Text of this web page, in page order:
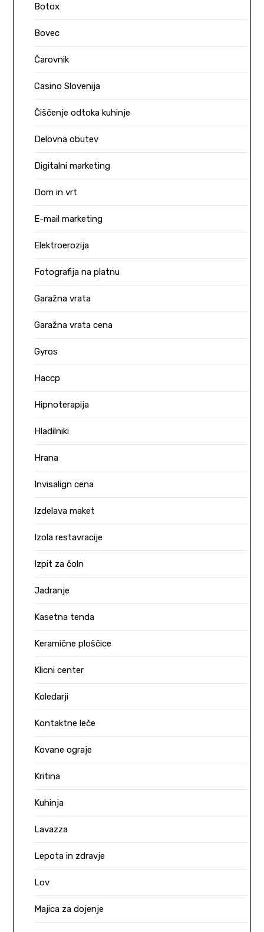
Botox
Bovec
Čarovnik
Casino Slovenija
Čiščenje odtoka kuhinje
Delovna obutev
Digitalni marketing
Dom in vrt
E-mail marketing
Elektroerozija
Fotografija na platnu
Garažna vrata
Garažna vrata cena
Gyros
Haccp
Hipnoterapija
Hladilniki
Hrana
Invisalign cena
Izdelava maket
Izola restavracije
Izpit za čoln
Jadranje
Kasetna tenda
Keramične ploščice
Klicni center
Koledarji
Kontaktne leče
Kovane ograje
Kritina
Kuhinja
Lavazza
Lepota in zdravje
Lov
Majica za dojenje